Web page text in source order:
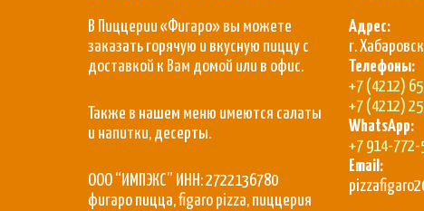
В Пиццерии «Фигаро» вы можете
заказать горячую и вкусную пиццу с
доставкой к Вам домой или в офис.
Также в нашем меню имеются салаты
и напитки, десерты.
ООО “ИМПЭКС” ИНН: 2722136780
фигаро пицца, figaro pizza, пиццерия
Адрес:
г.
Телефоны:
+7 (4212)
+7 (4212)
WhatsApp:
+7 914-772-
Email: